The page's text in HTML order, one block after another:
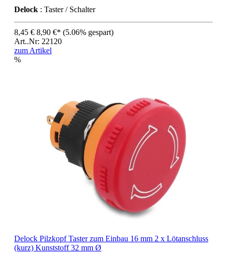
Delock : Taster / Schalter
8,45 € 8,90 €* (5.06% gespart)
Art..Nr: 22120
zum Artikel
%
Delock Pilzkopf Taster zum Einbau 16 mm 2 x Lötanschluss
(kurz) Kunststoff 32 mm Ø